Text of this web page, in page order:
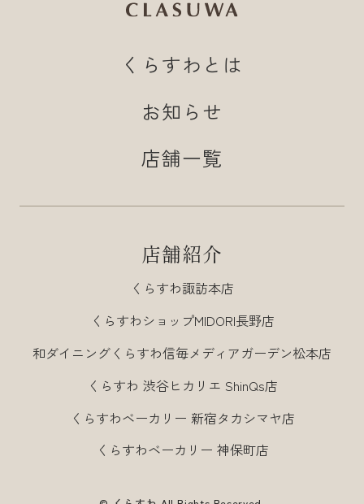
くらすわとは
お知らせ
店舗一覧
店舗紹介
くらすわ諏訪本店
くらすわショップMIDORI長野店
和ダイニングくらすわ信毎メディアガーデン松本店
くらすわ 渋谷ヒカリエ ShinQs店
くらすわベーカリー 新宿タカシマヤ店
くらすわベーカリー 神保町店